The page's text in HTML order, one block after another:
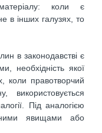
коли є
в інших галузях, то
в законодавстві є
необхідність якої
коли правотворчий
використовується
Під аналогією
явищами або